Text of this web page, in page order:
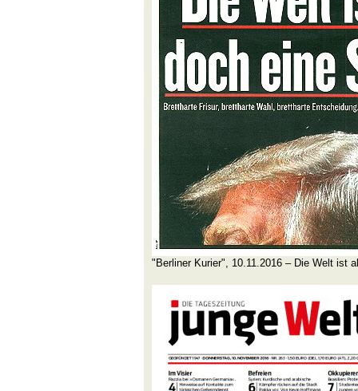
"Berliner Kurier", 10.11.2016 – Die Welt ist